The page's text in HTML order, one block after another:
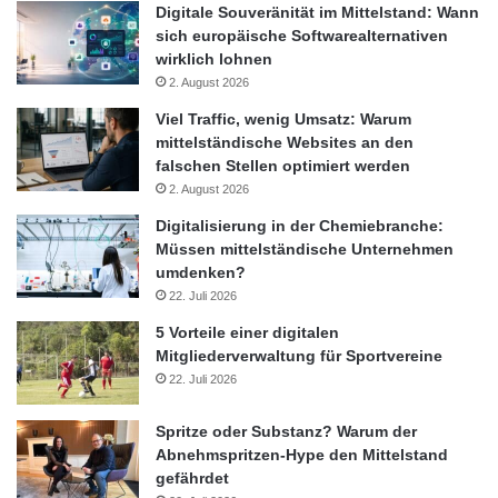
Digitale Souveränität im Mittelstand: Wann
sich europäische Softwarealternativen
wirklich lohnen
2. August 2026
Viel Traffic, wenig Umsatz: Warum
mittelständische Websites an den
falschen Stellen optimiert werden
2. August 2026
Digitalisierung in der Chemiebranche:
Müssen mittelständische Unternehmen
umdenken?
22. Juli 2026
5 Vorteile einer digitalen
Mitgliederverwaltung für Sportvereine
22. Juli 2026
Spritze oder Substanz? Warum der
Abnehmspritzen-Hype den Mittelstand
gefährdet